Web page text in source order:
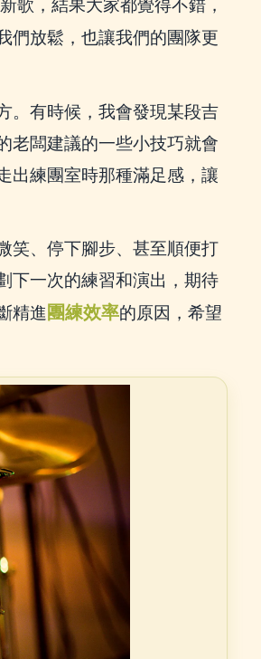
們放鬆，也讓我們的團隊更
。有時候，我會發現某段吉
老闆建議的一些小技巧就會
出練團室時那種滿足感，讓
笑、停下腳步、甚至順便打
下一次的練習和演出，期待
精進團練效率的原因，希望